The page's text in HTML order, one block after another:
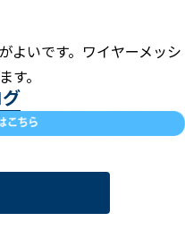
よいです。ワイヤーメッシ
。